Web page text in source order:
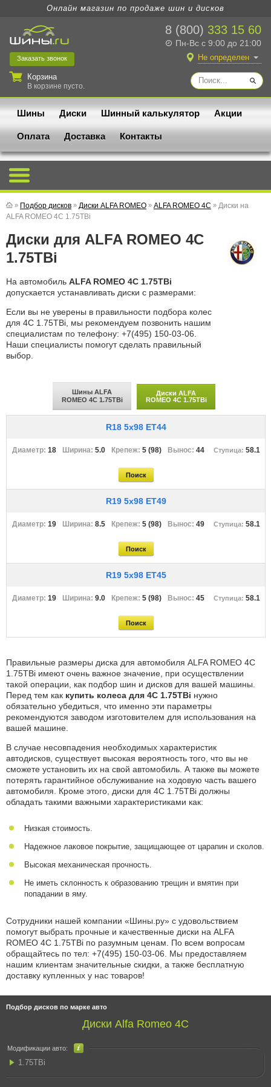
Онлайн магазин по продаже шин и дисков
8 (800) 333 15 60
Пн-Вс с 9:00 до 21:00
Заказать звонок
Корзина
В корзине пусто.
Не определен
Шины Диски Шинный калькулятор Акции
Оплата Доставка Контакты
Подбор дисков по марке авто
Диски Alfa Romeo 4C
Модификации авто:
1.75TBi
» Подбор дисков » Диски ALFA ROMEO » ALFA ROMEO 4C » Диски на
ALFA ROMEO 4C 1.75TBi
Диски для ALFA ROMEO 4C
1.75TBi
На автомобиль ALFA ROMEO 4C 1.75TBi
допускается устанавливать диски с размерами:
Если вы не уверены в правильности подбора колес
для 4C 1.75TBi, мы рекомендуем позвонить нашим
специалистам по телефону: +7(495) 150-03-06.
Наши специалисты помогут сделать правильный
выбор.
Шины ALFA
ROMEO 4C 1.75TBi
Диски ALFA
ROMEO 4C 1.75TBi
R18 5x98 ET44
18 5.0 5 (98) 44 58.1
R19 5x98 ET49
19 8.5 5 (98) 49 58.1
R19 5x98 ET45
19 9.0 5 (98) 45 58.1
Правильные размеры диска для автомобиля ALFA ROMEO 4C
1.75TBi имеют очень важное значение, при осуществлении
такой операции, как подбор шин и дисков для вашей машины.
Перед тем как купить колеса для 4C 1.75TBi нужно
обязательно убедиться, что именно эти параметры
рекомендуются заводом изготовителем для использования на
вашей машине.
В случае несовпадения необходимых характеристик
автодисков, существует высокая вероятность того, что вы не
сможете установить их на свой автомобиль. А также вы можете
потерять гарантийное обслуживание на ходовую часть вашего
автомобиля. Кроме этого, диски для 4C 1.75TBi должны
обладать такими важными характеристиками как:
Низкая стоимость.
Надежное лаковое покрытие, защищающее от царапин и сколов.
Высокая механическая прочность.
Не иметь склонность к образованию трещин и вмятин при
попадании в яму.
Сотрудники нашей компании «Шины.ру» с удовольствием
помогут выбрать прочные и качественные диски на ALFA
ROMEO 4C 1.75TBi по разумным ценам. По всем вопросам
обращайтесь по тел: +7(495) 150-03-06 . Мы предоставляем
нашим клиентам значительные скидки, а также бесплатную
доставку купленных у нас товаров!